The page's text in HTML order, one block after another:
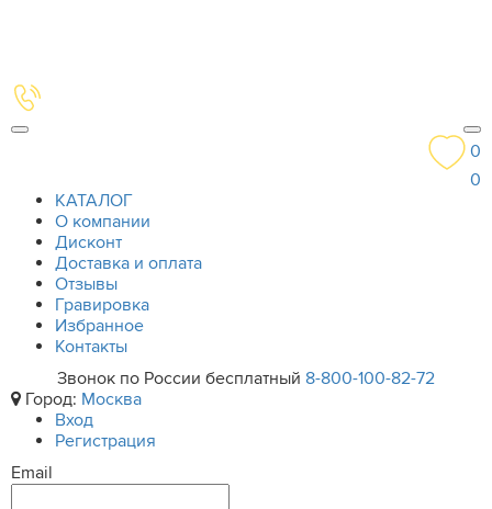
0
0
КАТАЛОГ
О компании
Дисконт
Доставка и оплата
Отзывы
Гравировка
Избранное
Контакты
Звонок по России бесплатный 8-800-100-82-72
Город: Москва
Вход
Регистрация
Email